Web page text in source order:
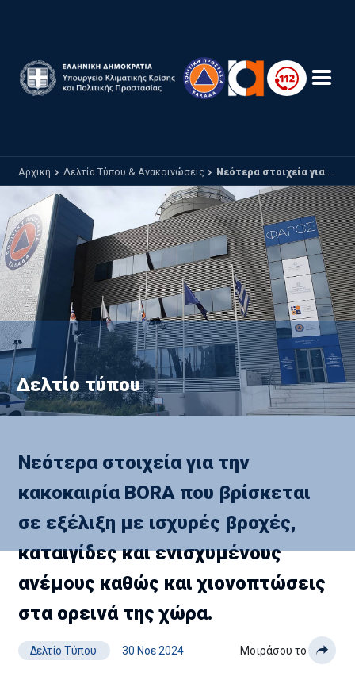
Αρχική Δελτία Τύπου & Ανακοινώσεις Νεότερα στοιχεία για την κακοκαιρία BORA που βρίσκεται σε εξέλιξη με ισχυρές βροχές, καταιγίδες και ενισχυμένους ανέμους καθώς και χιονοπτώσεις στα ορεινά της χώρα.
Δελτίο τύπου
Νεότερα στοιχεία για την
κακοκαιρία BORA που βρίσκεται
σε εξέλιξη με ισχυρές βροχές,
καταιγίδες και ενισχυμένους
ανέμους καθώς και χιονοπτώσεις
στα ορεινά της χώρα.
Δελτίο Τύπου 30 Νοε 2024 Μοιράσου το